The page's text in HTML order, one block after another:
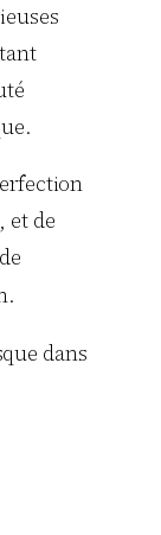
et de
dans